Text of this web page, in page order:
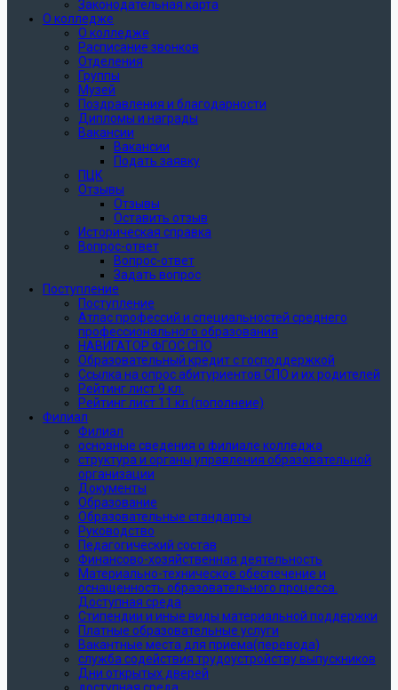
Законодательная карта
О колледже
О колледже
Расписание звонков
Отделения
Группы
Музей
Поздравления и благодарности
Дипломы и награды
Вакансии
Вакансии
Подать заявку
ПЦК
Отзывы
Отзывы
Оставить отзыв
Историческая справка
Вопрос-ответ
Вопрос-ответ
Задать вопрос
Поступление
Поступление
Атлас профессий и специальностей среднего
профессионального образования
НАВИГАТОР ФГОС СПО
Образовательный кредит с господдержкой
Ссылка на опрос абитуриентов СПО и их родителей
Рейтинг лист 9 кл.
Рейтинг лист 11 кл (пополнеие)
Филиал
Филиал
основные сведения о филиале колледжа
структура и органы управления образовательной
организации
Документы
Образование
Образовательные стандарты
Руководство
Педагогический состав
Финансово-хозяйственная деятельность
Материально-техническое обеспечение и
оснащенность образовательного процесса.
Доступная среда
Стипендии и иные виды материальной поддержки
Платные образовательные услуги
Вакантные места для приема(перевода)
служба содействия трудоустройству выпускников
Дни открытых дверей